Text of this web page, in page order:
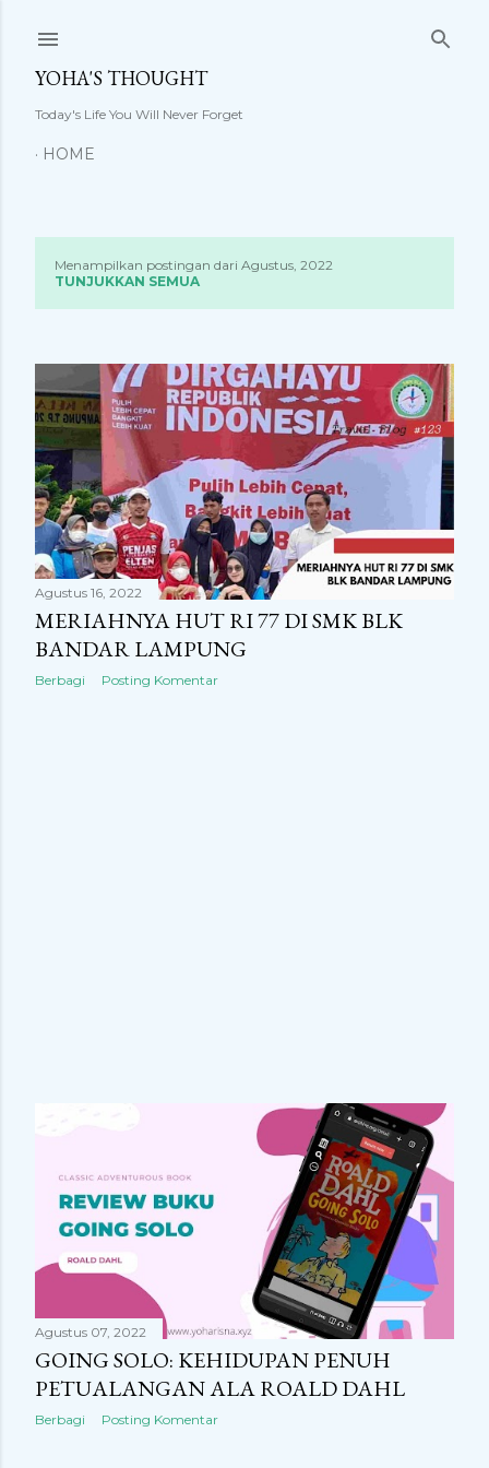
YOHA'S THOUGHT
Today's Life You Will Never Forget
HOME
s
t
i
n
g
a
n
Menampilkan postingan dari Agustus, 2022
TUNJUKKAN SEMUA
Agustus 16, 2022
MERIAHNYA HUT RI 77 DI SMK BLK
BANDAR LAMPUNG
Berbagi Posting Komentar
Agustus 07, 2022
GOING SOLO: KEHIDUPAN PENUH
PETUALANGAN ALA ROALD DAHL
Berbagi Posting Komentar